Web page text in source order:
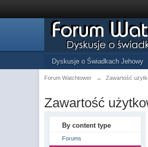
Dyskusje o Świadkach Jehowy
Forum Watchtower → Zawartość
Zawartość
By content type
Forums